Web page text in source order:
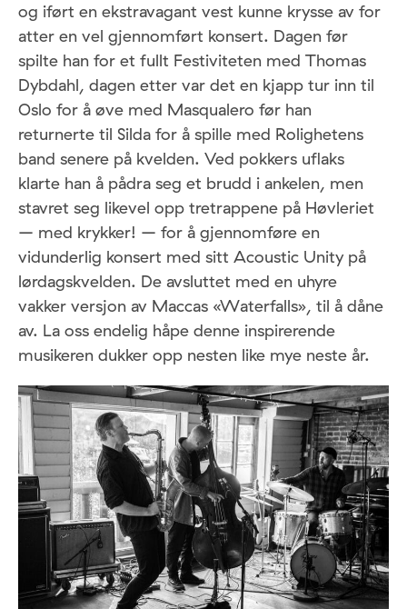
og iført en ekstravagant vest kunne krysse av for
atter en vel gjennomført konsert. Dagen før
spilte han for et fullt Festiviteten med Thomas
Dybdahl, dagen etter var det en kjapp tur inn til
Oslo for å øve med Masqualero før han
returnerte til Silda for å spille med Rolighetens
band senere på kvelden. Ved pokkers uflaks
klarte han å pådra seg et brudd i ankelen, men
stavret seg likevel opp tretrappene på Høvleriet
– med krykker! – for å gjennomføre en
vidunderlig konsert med sitt Acoustic Unity på
lørdagskvelden. De avsluttet med en uhyre
vakker versjon av Maccas «Waterfalls», til å dåne
av. La oss endelig håpe denne inspirerende
musikeren dukker opp nesten like mye neste år.